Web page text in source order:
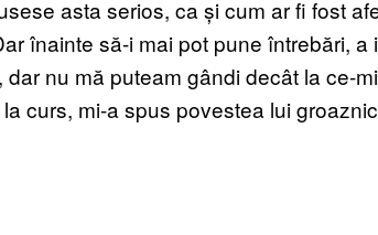
asta serios, ca și cum ar fi fost
înainte să-i mai pot pune întrebări,
dar nu mă puteam gândi decât la ce-
curs, mi-a spus povestea lui